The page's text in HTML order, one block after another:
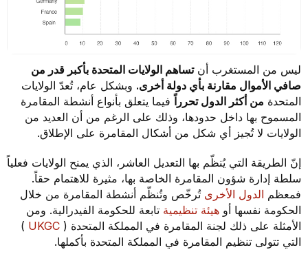
ليس من المستغرب أنتساهم الولايات المتحدة بأكبر قدر من
صافي الأموال مقارنة بأي دولة أخرى.وبشكل عام، تُعدّ الولايات
المتحدةمن أكثر الدول تحرراً فيما يتعلق بأنواع أنشطة المقامرة
المسموح بها داخل حدودها، وذلك على الرغم من أن العديد من
الولايات لا تُجيز أي شكل من أشكال المقامرة على الإطلاق.
إنّ الطريقة التي يُنظّم بها التعديل العاشر، الذي يمنح الولايات فعلياً
سلطة إدارة شؤون المقامرة الخاصة بها، مثيرة للاهتمام حقاً.
فمعظمالدول الأخرىتُرخّص وتُنظّم أنشطة المقامرة من خلال
الحكومة نفسها أوهيئة تنظيميةتابعة للحكومة الفيدرالية. ومن
الأمثلة على ذلك لجنة المقامرة في المملكة المتحدة (UKGC
)
التي تتولى تنظيم المقامرة في المملكة المتحدة بأكملها.